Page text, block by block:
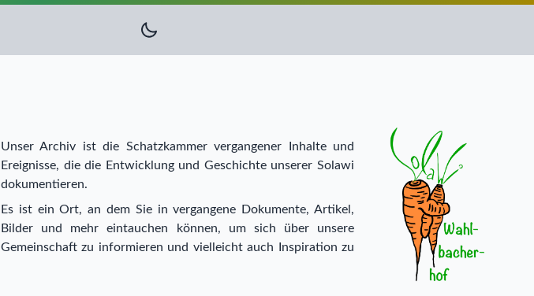
Unser Archiv ist die Schatzkammer vergangener Inhalte und
Ereignisse, die die Entwicklung und Geschichte unserer Solawi
dokumentieren.
Es ist ein Ort, an dem Sie in vergangene Dokumente, Artikel,
Bilder und mehr eintauchen können, um sich über unsere
Gemeinschaft zu informieren und vielleicht auch Inspiration zu